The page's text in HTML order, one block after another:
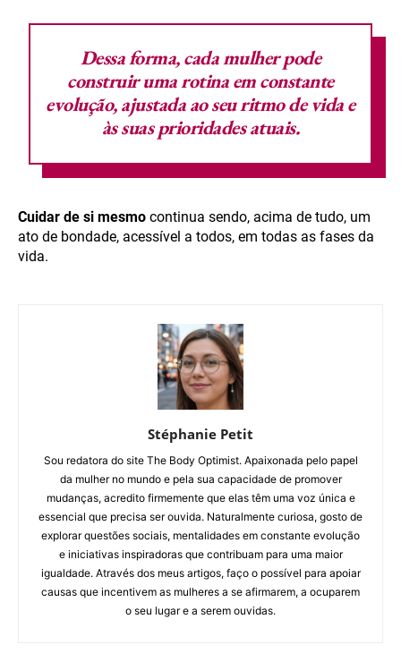
Dessa forma, cada mulher pode
construir uma rotina em constante
evolução, ajustada ao seu ritmo de vida e
às suas prioridades atuais.
Cuidar de si mesmo continua sendo, acima de tudo, um
ato de bondade, acessível a todos, em todas as fases da
vida.
Stéphanie Petit
Sou redatora do site The Body Optimist. Apaixonada pelo papel
da mulher no mundo e pela sua capacidade de promover
mudanças, acredito firmemente que elas têm uma voz única e
essencial que precisa ser ouvida. Naturalmente curiosa, gosto de
explorar questões sociais, mentalidades em constante evolução
e iniciativas inspiradoras que contribuam para uma maior
igualdade. Através dos meus artigos, faço o possível para apoiar
causas que incentivem as mulheres a se afirmarem, a ocuparem
o seu lugar e a serem ouvidas.